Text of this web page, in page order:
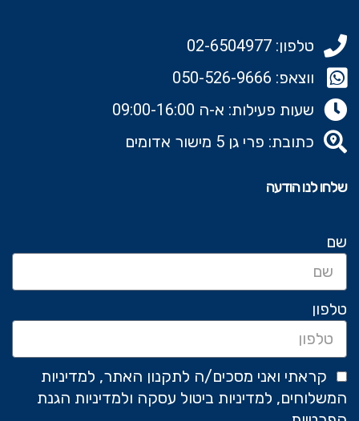
טלפון: 02-6504977
ווצאפ: 050-526-9666‬
שעות פעילות: א-ה 09:00-16:00
כתובת: פרי גן 5 מישור אדומים
שלחו לנו הודעה
שם
טלפון
קראתי ואני מסכים/ה לתקנון האתר, למדיניות
המשלוחים, למדיניות ביטול עסקה ולמדיניות הגנת